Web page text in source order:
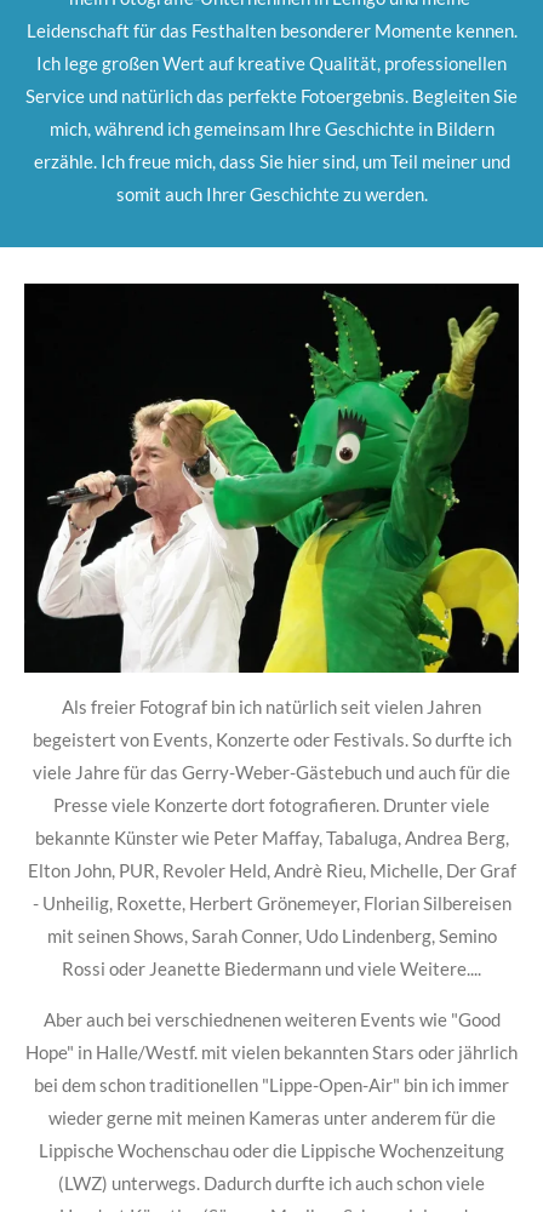
Leidenschaft für das Festhalten besonderer Momente kennen.
Ich lege großen Wert auf kreative Qualität, professionellen
Service und natürlich das perfekte Fotoergebnis. Begleiten Sie
mich, während ich gemeinsam Ihre Geschichte in Bildern
erzähle. Ich freue mich, dass Sie hier sind, um Teil meiner und
somit auch Ihrer Geschichte zu werden.
Als freier Fotograf bin ich natürlich seit vielen Jahren
begeistert von Events, Konzerte oder Festivals. So durfte ich
viele Jahre für das Gerry-Weber-Gästebuch und auch für die
Presse viele Konzerte dort fotografieren. Drunter viele
bekannte Künster wie Peter Maffay, Tabaluga, Andrea Berg,
Elton John, PUR, Revoler Held, Andrè Rieu, Michelle, Der Graf
- Unheilig, Roxette, Herbert Grönemeyer, Florian Silbereisen
mit seinen Shows, Sarah Conner, Udo Lindenberg, Semino
Rossi oder Jeanette Biedermann und viele Weitere....
Aber auch bei verschiednenen weiteren Events wie "Good
Hope" in Halle/Westf. mit vielen bekannten Stars oder jährlich
bei dem schon traditionellen "Lippe-Open-Air" bin ich immer
wieder gerne mit meinen Kameras unter anderem für die
Lippische Wochenschau oder die Lippische Wochenzeitung
(LWZ) unterwegs. Dadurch durfte ich auch schon viele